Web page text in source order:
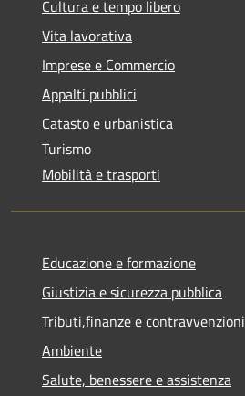
Cultura e tempo libero
Vita lavorativa
Imprese e Commercio
Appalti pubblici
Catasto e urbanistica
Turismo
Mobilità e trasporti
Educazione e formazione
Giustizia e sicurezza pubblica
Tributi,finanze e contravvenzioni
Ambiente
Salute, benessere e assistenza